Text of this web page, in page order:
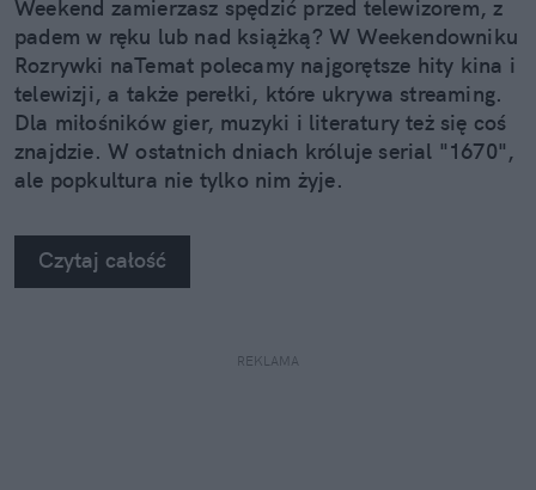
Weekend zamierzasz spędzić przed telewizorem, z
padem w ręku lub nad książką? W Weekendowniku
Rozrywki naTemat polecamy najgorętsze hity kina i
telewizji, a także perełki, które ukrywa streaming.
Dla miłośników gier, muzyki i literatury też się coś
znajdzie. W ostatnich dniach króluje serial "1670",
ale popkultura nie tylko nim żyje.
Czytaj całość
REKLAMA